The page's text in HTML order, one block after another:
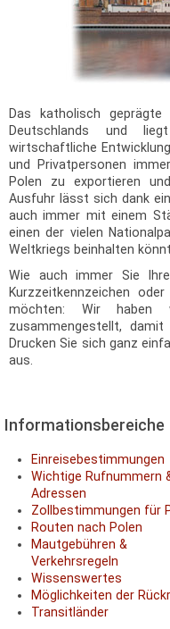
Das katholisch
Deutschlands und
wirtschaftliche
und Privatpersonen
Polen zu exportieren
Ausfuhr lässt sich dank
auch immer mit einem
einen der vielen
Weltkriegs beinhalten
Wie auch immer Sie
Kurzzeitkennzeichen
möchten: Wir haben
zusammengestellt,
Drucken Sie sich ganz
aus.
Informationsbereiche
Einreisebestimmungen
Wichtige Rufnummern
Adressen
Zollbestimmungen für
Routen nach Polen
Mautgebühren &
Verkehrsregeln
Wissenswertes
Möglichkeiten der
Transitländer